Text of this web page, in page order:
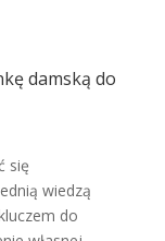
damską do
się
wiedzą
do